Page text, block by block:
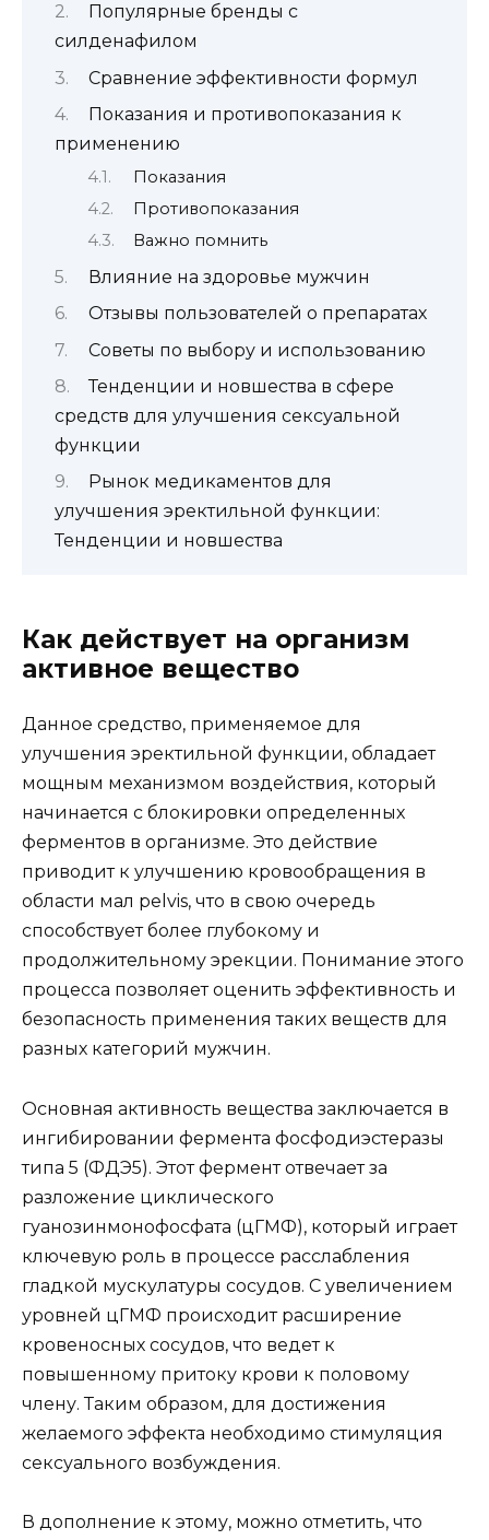
Популярные бренды с
силденафилом
Сравнение эффективности формул
Показания и противопоказания к
применению
Показания
Противопоказания
Важно помнить
Влияние на здоровье мужчин
Отзывы пользователей о препаратах
Советы по выбору и использованию
Тенденции и новшества в сфере
средств для улучшения сексуальной
функции
Рынок медикаментов для
улучшения эректильной функции:
Тенденции и новшества
Как действует на организм
активное вещество
Данное средство, применяемое для
улучшения эректильной функции, обладает
мощным механизмом воздействия, который
начинается с блокировки определенных
ферментов в организме. Это действие
приводит к улучшению кровообращения в
области мал pelvis, что в свою очередь
способствует более глубокому и
продолжительному эрекции. Понимание этого
процесса позволяет оценить эффективность и
безопасность применения таких веществ для
разных категорий мужчин.
Основная активность вещества заключается в
ингибировании фермента фосфодиэстеразы
типа 5 (ФДЭ5). Этот фермент отвечает за
разложение циклического
гуанозинмонофосфата (цГМФ), который играет
ключевую роль в процессе расслабления
гладкой мускулатуры сосудов. С увеличением
уровней цГМФ происходит расширение
кровеносных сосудов, что ведет к
повышенному притоку крови к половому
члену. Таким образом, для достижения
желаемого эффекта необходимо стимуляция
сексуального возбуждения.
В дополнение к этому, можно отметить, что